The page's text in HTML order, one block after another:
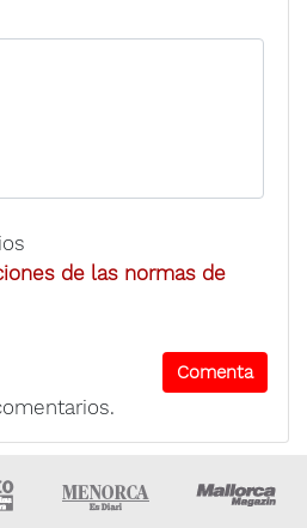
de las normas de
Ultima hora Ibiza Menorca • Es Diari